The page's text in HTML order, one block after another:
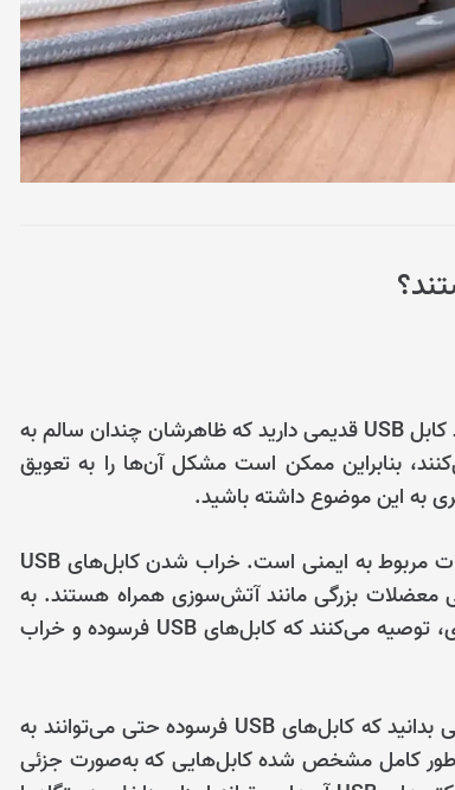
حتی اگر به‌خوبی از دستگاه‌های خود مراقبت کرده باشید، احتمالاً چند کابل USB قدیمی دارید که ظاهرشان چندان سالم به
بنابراین ممکن است مشکل آن‌ها را به تعویق
به این موضوع داشته باشید.
مهم‌ترین دلیلی که باید به چنین کابل‌هایی بیشتر توجه کنید، مشکلات مربوط به ایمنی است. خراب شدن کابل‌های USB
معضلات بزرگی مانند آتش‌سوزی همراه هستند. به
همین دلیل است که کارشناسان و متخصصان آتش‌نشانی و تکنولوژی، توصیه می‌کنند که کابل‌های USB فرسوده و خراب
شاید این دلایل برای شما چندان توجیه‌کننده نباشند، اما احتمالا وقتی بدانید که کابل‌های USB فرسوده حتی می‌توانند به
کامل مشخص شده کابل‌هایی که به‌صورت جزئی